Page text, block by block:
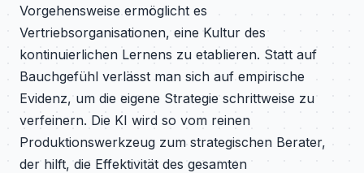
Vorgehensweise ermöglicht es
Vertriebsorganisationen, eine Kultur des
kontinuierlichen Lernens zu etablieren. Statt auf
Bauchgefühl verlässt man sich auf empirische
Evidenz, um die eigene Strategie schrittweise zu
verfeinern. Die KI wird so vom reinen
Produktionswerkzeug zum strategischen Berater,
der hilft, die Effektivität des gesamten